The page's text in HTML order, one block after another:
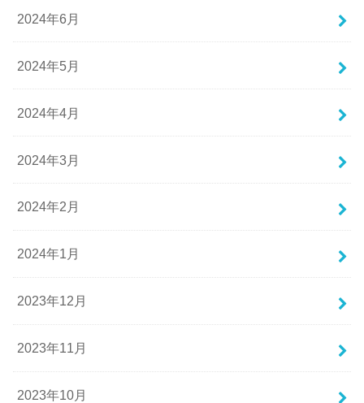
2024年6月
2024年5月
2024年4月
2024年3月
2024年2月
2024年1月
2023年12月
2023年11月
2023年10月